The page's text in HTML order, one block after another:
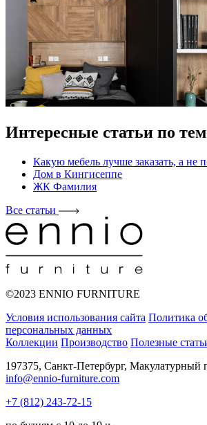
Интересные статьи по
Какую мебель лучше заказать, а не
Дом в Кингисеппе
ЖК Фамилия
Все статьи
©2023 ENNIO FURNITURE
Условия использования сайта Политика
персональных данных
Коллекции Производство Полезные
197375, Санкт-Петербург, Макулатурный
info@ennio-furniture.com
+7 (812) 243-72-15